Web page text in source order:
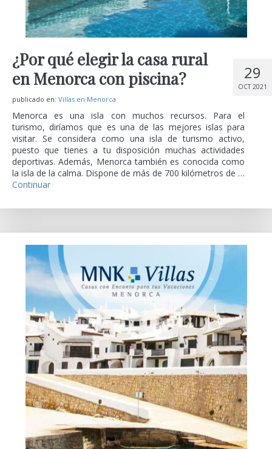
29
OCT 2021
¿Por qué elegir la casa rural
en Menorca con piscina?
publicado en: Villas en Menorca
Menorca es una isla con muchos recursos. Para el
turismo, diríamos que es una de las mejores islas para
visitar. Se considera como una isla de turismo activo,
puesto que tienes a tu disposición muchas actividades
deportivas. Además, Menorca también es conocida como
la isla de la calma. Dispone de más de 700 kilómetros de …
Continuar